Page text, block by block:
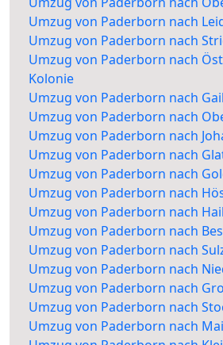
Umzug von Paderborn nach
Umzug von Paderborn nach
Umzug von Paderborn nach
Kolonie
Umzug von Paderborn nach
Umzug von Paderborn nach
Umzug von Paderborn nach
Umzug von Paderborn nach
Umzug von Paderborn nach
Umzug von Paderborn nach
Umzug von Paderborn nach
Umzug von Paderborn nach
Umzug von Paderborn nach
Umzug von Paderborn nach
Umzug von Paderborn nach
Umzug von Paderborn nach
Umzug von Paderborn nach